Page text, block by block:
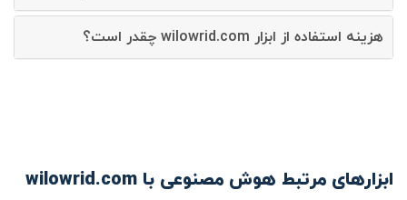
هزینه استفاده از ابزار wilowrid.com چقدر است؟
ابزارهای مرتبط هوش مصنوعی با wilowrid.com